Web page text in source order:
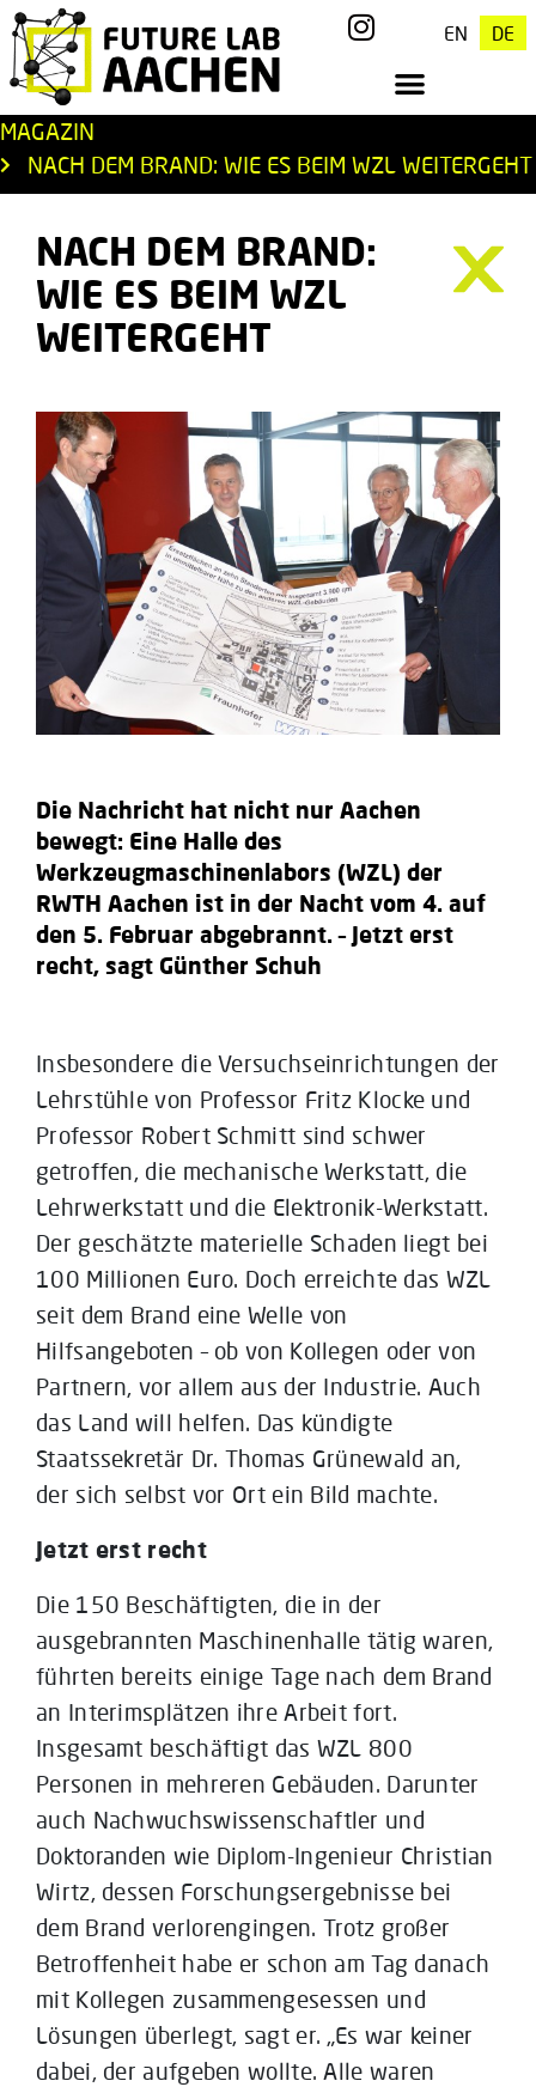
EN DE
MAGAZIN
NACH DEM BRAND: WIE ES BEIM WZL WEITERGEHT
NACH DEM BRAND:
WIE ES BEIM WZL
WEITERGEHT
Die Nachricht hat nicht nur Aachen
bewegt: Eine Halle des
Werkzeugmaschinenlabors (WZL) der
RWTH Aachen ist in der Nacht vom 4. auf
den 5. Februar abgebrannt. – Jetzt erst
recht, sagt Günther Schuh
Insbesondere die Versuchseinrichtungen der
Lehrstühle von Professor Fritz Klocke und
Professor Robert Schmitt sind schwer
getroffen, die mechanische Werkstatt, die
Lehrwerkstatt und die Elektronik-Werkstatt.
Der geschätzte materielle Schaden liegt bei
100 Millionen Euro. Doch erreichte das WZL
seit dem Brand eine Welle von
Hilfsangeboten – ob von Kollegen oder von
Partnern, vor allem aus der Industrie. Auch
das Land will helfen. Das kündigte
Staatssekretär Dr. Thomas Grünewald an,
der sich selbst vor Ort ein Bild machte.
Jetzt erst recht
Die 150 Beschäftigten, die in der
ausgebrannten Maschinenhalle tätig waren,
führten bereits einige Tage nach dem Brand
an Interimsplätzen ihre Arbeit fort.
Insgesamt beschäftigt das WZL 800
Personen in mehreren Gebäuden. Darunter
auch Nachwuchswissenschaftler und
Doktoranden wie Diplom-Ingenieur Christian
Wirtz, dessen Forschungsergebnisse bei
dem Brand verlorengingen. Trotz großer
Betroffenheit habe er schon am Tag danach
mit Kollegen zusammengesessen und
Lösungen überlegt, sagt er. „Es war keiner
dabei, der aufgeben wollte. Alle waren